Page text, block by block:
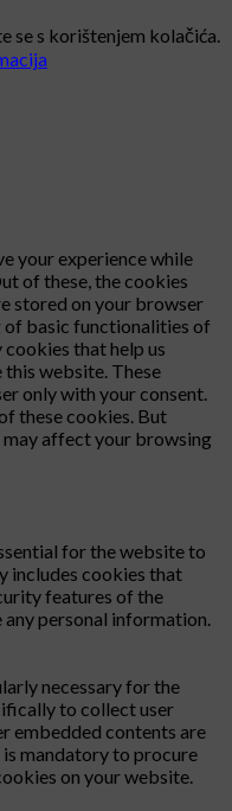
se s korištenjem kolačića.
your experience while
of these, the cookies
stored on your browser
of basic functionalities of
that help us
this website. These
only with your consent.
these cookies. But
affect your browsing
for the website to
includes cookies that
features of the
personal information.
necessary for the
to collect user
embedded contents are
mandatory to procure
on your website.